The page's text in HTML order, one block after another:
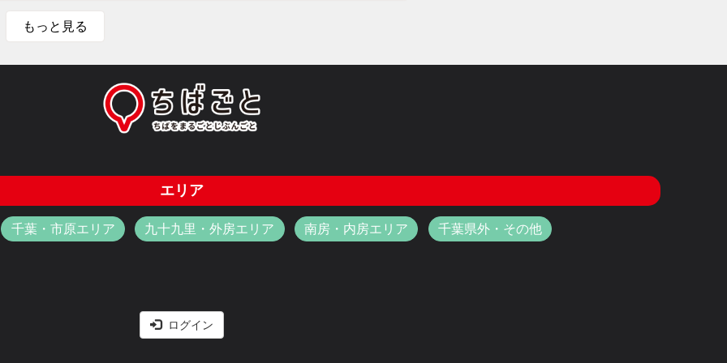
もっと見る
エリア
千葉・市原エリア 九十九里・外房エリア 南房・内房エリア 千葉県外・その他
ログイン